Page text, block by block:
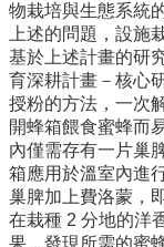
未
來
出
路
招
生
專
區
物栽培與生態系統
上述的問題，設施
基於上述計畫的研
育深耕計畫－核心
授粉的方法，一次
開蜂箱餵食蜜蜂而
內僅需存有一片巢
箱應用於溫室內進
巢脾加上費洛蒙，
在栽種 2 分地的洋
果，發現所需的蜜